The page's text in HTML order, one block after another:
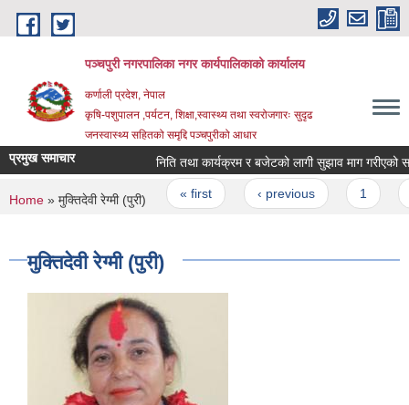
Skip to main content
पञ्चपुरी नगरपालिका नगर कार्यपालिकाको कार्यालय
कर्णाली प्रदेश, नेपाल
कृषि-पशुपालन ,पर्यटन, शिक्षा,स्वास्थ्य तथा स्वरोजगारः सुदृढ
जनस्वास्थ्य सहितको समृद्दि पञ्चपुरीको आधार
प्रमुख समाचार निति तथा कार्यक्रम र बजेटको लागी सुझाव माग गरीएको
Pages
« first ‹ previous
You are here
Home » मुक्तिदेवी रेग्मी (पुरी)
मुक्तिदेवी रेग्मी (पुरी)